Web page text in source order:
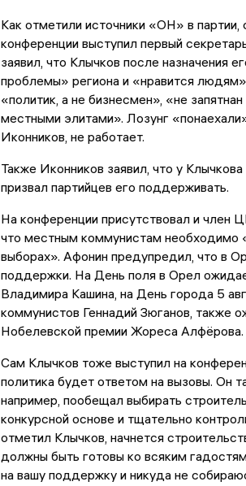
Как отметили источники «ОН» в
конференции выступил первый
заявил, что Клычков после назначения
проблемы» региона и «нравится
«политик, а не бизнесмен», «не
местными элитами». Лозунг
Иконников, не работает.
Также Иконников заявил, что у
призвал партийцев его поддерживать.
На конференции присутствовал и
что местным коммунистам необходимо
выборах». Афонин предупредил, что в
поддержки. На День поля в Орел
Владимира Кашина, на День города 5
коммунистов Геннадий Зюганов, также
Нобелевской премии Жореса Алфёрова.
Сам Клычков тоже выступил на
политика будет ответом на вызовы. Он
например, пообещал выбирать
конкурсной основе и тщательно
отметил Клычков, начнется
должны быть готовы ко всяким
на вашу поддержку и никуда не